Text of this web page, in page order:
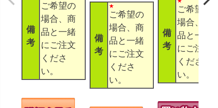
備
考
ご希望の
場合、商
品と一緒
にご注文
くださ
い。
備
考
ご希望の
場合、商
品と一緒
にご注文
くださ
い。
備
考
ご希望の
場合、商
品と一緒
にご注文
くださ
い。